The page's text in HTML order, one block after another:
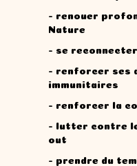
- renouer
Nature
- se
- renforcer ses
immunitaires
- renforcer la
- lutter contre
out
- prendre du